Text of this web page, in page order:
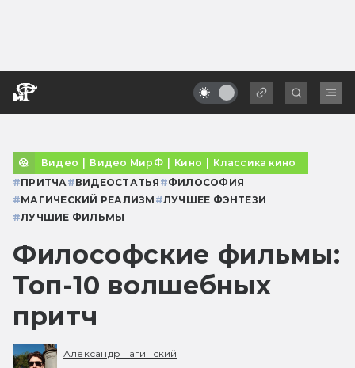
Видео | Видео МирФ | Кино | Классика кино
#ПРИТЧА #ВИДЕОСТАТЬЯ #ФИЛОСОФИЯ
#МАГИЧЕСКИЙ РЕАЛИЗМ #ЛУЧШЕЕ ФЭНТЕЗИ
#ЛУЧШИЕ ФИЛЬМЫ
Философские фильмы:
Топ-10 волшебных
притч
Александр Гагинский